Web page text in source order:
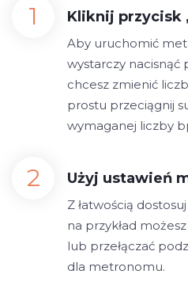
Kliknij przycisk
Aby uruchomić
wystarczy nacisnąć
chcesz zmienić
prostu przeciągnij
wymaganej liczby
Użyj ustawień
Z łatwością
na przykład
lub przełączać
dla metronomu.